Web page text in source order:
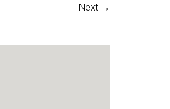
Next →